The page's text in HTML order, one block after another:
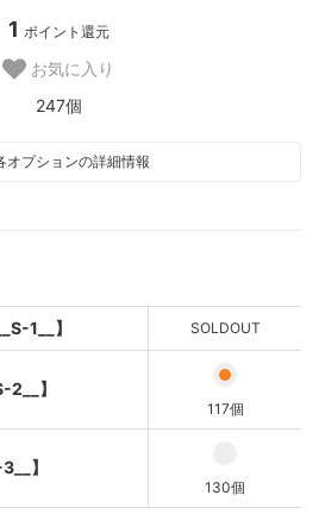
1 ポイント還元
お気に入り
247個
オプションの詳細情報
1__】
SOLDOUT
2__】
117個
】
130個